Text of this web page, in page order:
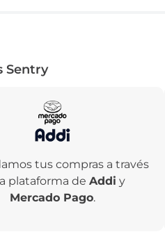
Sentry
tus compras a través
plataforma deAddi y
Mercado Pago.